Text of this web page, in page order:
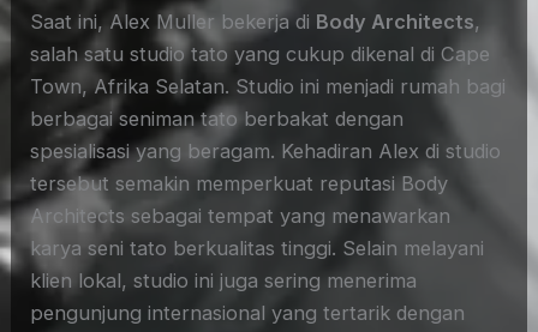
Saat ini, Alex Muller bekerja di Body Architects,
salah satu studio tato yang cukup dikenal di Cape
Town, Afrika Selatan. Studio ini menjadi rumah bagi
berbagai seniman tato berbakat dengan
spesialisasi yang beragam. Kehadiran Alex di studio
tersebut semakin memperkuat reputasi Body
Architects sebagai tempat yang menawarkan
karya seni tato berkualitas tinggi. Selain melayani
klien lokal, studio ini juga sering menerima
pengunjung internasional yang tertarik dengan